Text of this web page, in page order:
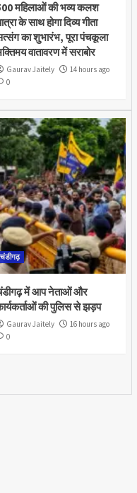
महिलाओं की भव्य कलश
के साथ होगा दिव्य गीता
का शुभारंभ, पूरा पंचकूला
वातावरण में सराबोर
Gaurav Jaitely
14 hours ago
0
चंडीगढ़
में आप नेताओं और
की पुलिस से झड़प
Gaurav Jaitely
16 hours ago
0